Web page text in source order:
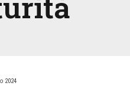
2024